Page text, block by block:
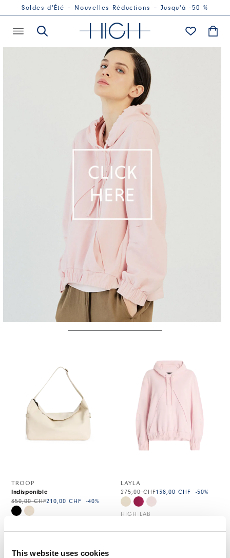
This website uses cookies
Soldes d'Été – Nouvelles Réductions – Jusqu'à -50 %
TROOP
350,00 CHF210,00 CHF -40%
Indisponible
LAYLA
HIGH LAB
275,00 CHF138,00 CHF -50%